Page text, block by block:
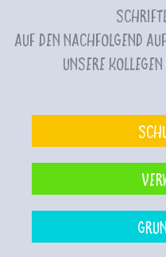
Auf den nachfolgend
unsere